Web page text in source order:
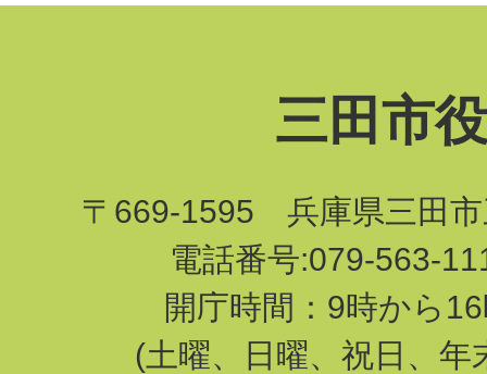
三田市
〒669-1595 兵庫県三田市
電話番号:079-563-
開庁時間：9時から
(土曜、日曜、祝日、年